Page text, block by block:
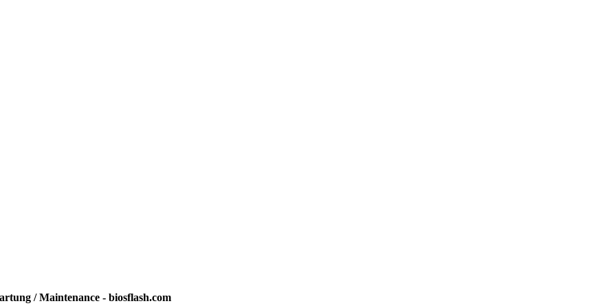
/ Maintenance - biosflash.com